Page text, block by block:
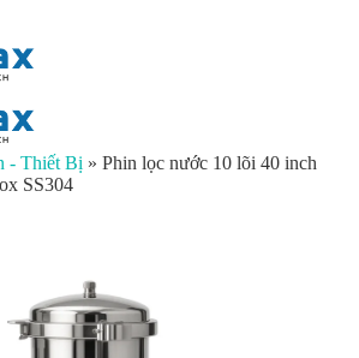
đầu nguồn
cư
thự
- Thiết Bị » Phin lọc nước 10 lõi 40 inch
SS304